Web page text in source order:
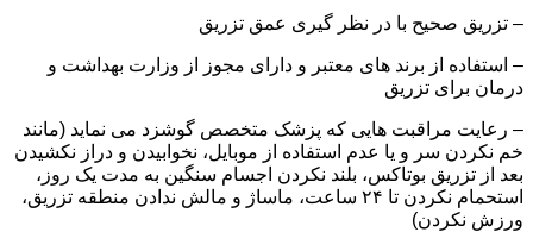
– تزریق صحیح با در نظر گیری عمق تزریق
– استفاده از برند های معتبر و دارای مجوز از وزارت بهداشت و
درمان برای تزریق
– رعایت مراقبت هایی که پزشک متخصص گوشزد می نماید (مانند
خم نکردن سر و یا عدم استفاده از موبایل، نخوابیدن و دراز نکشیدن
بعد از تزریق بوتاکس، بلند نکردن اجسام سنگین به مدت یک روز،
استحمام نکردن تا ۲۴ ساعت، ماساژ و مالش ندادن منطقه تزریق،
ورزش نکردن)